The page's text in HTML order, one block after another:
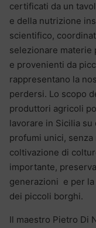
certificati da un
e della nutrizione
scientifico,
selezionare
e provenienti da
rappresentano la
perdersi. Lo scopo
produttori agricoli
lavorare in Sicilia
profumi unici,
coltivazione di
importante,
generazioni e per
dei piccoli borghi.
Il maestro Pietro Di